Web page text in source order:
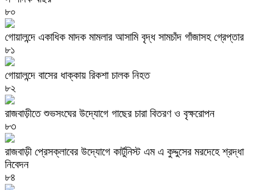
৮০
গোয়ালন্দে একাধিক মাদক মামলার আসামি বৃদ্ধ সামচাঁদ গাঁজাসহ গ্রেপ্তার
৮১
গোয়ালন্দে বাসের ধাক্কায় রিকশা চালক নিহত
৮২
রাজবাড়ীতে শুভসংঘের উদ্যোগে গাছের চারা বিতরণ ও বৃক্ষরোপন
৮৩
রাজবাড়ী প্রেসক্লাবের উদ্যোগে কার্টুনিস্ট এম এ কুদ্দুসের মরদেহে শ্রদ্ধা
নিবেদন
৮৪